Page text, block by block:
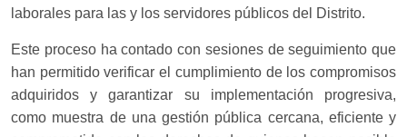
laborales para las y los servidores públicos del Distrito.
Este proceso ha contado con sesiones de seguimiento que
han permitido verificar el cumplimiento de los compromisos
adquiridos y garantizar su implementación progresiva,
como muestra de una gestión pública cercana, eficiente y